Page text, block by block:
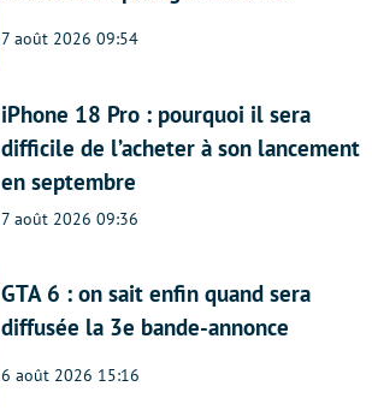
7 août 2026 09:54
iPhone 18 Pro : pourquoi il sera
difficile de l’acheter à son lancement
en septembre
7 août 2026 09:36
GTA 6 : on sait enfin quand sera
diffusée la 3e bande-annonce
6 août 2026 15:16